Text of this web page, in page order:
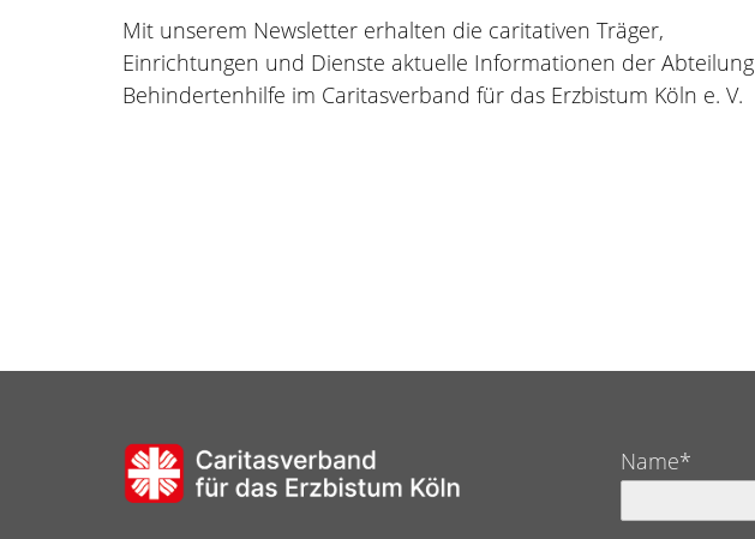
Mit unserem Newsletter erhalten die caritativen Träger,
Einrichtungen und Dienste aktuelle Informationen der Abteilung
Behindertenhilfe im Caritasverband für das Erzbistum Köln e. V.
Name*